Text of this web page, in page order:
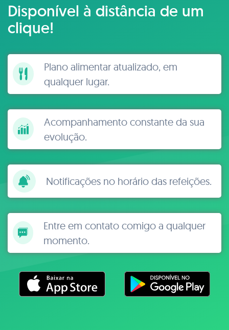
Disponível à distância de um
clique!
Plano alimentar atualizado, em
qualquer lugar.
Acompanhamento constante da sua
evolução.
Notificações no horário das refeições.
Entre em contato comigo a qualquer
momento.